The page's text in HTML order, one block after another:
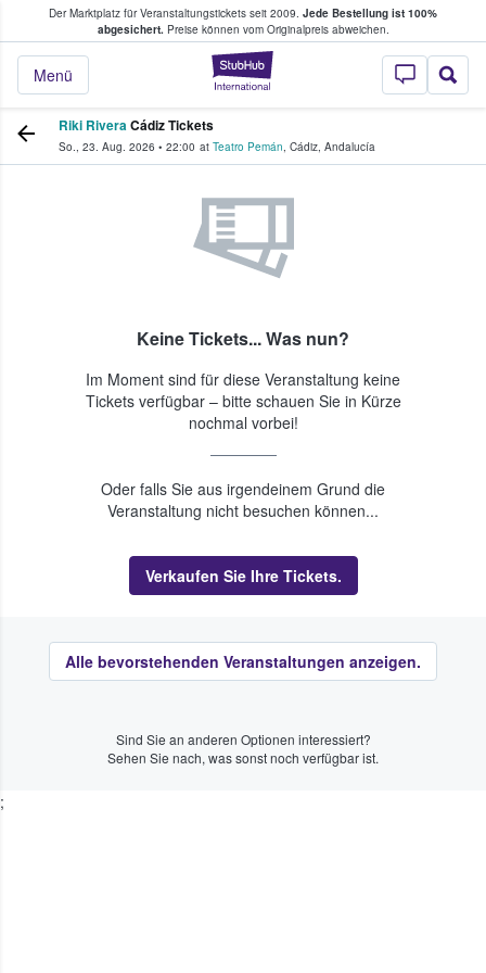
Der Marktplatz für Veranstaltungstickets seit 2009. Jede Bestellung ist 100%
abgesichert.Preise können vom Originalpreis abweichen.
StubHub - Wo
Menü
Tickets kaufen & verkaufen
Riki RiveraCádiz Tickets
So., 23. Aug. 2026 • 22:00 at Teatro Pemán, Cádiz, Andalucía
Keine Tickets... Was nun?
Im Moment sind für diese Veranstaltung keine
Tickets verfügbar – bitte schauen Sie in Kürze
nochmal vorbei!
Oder falls Sie aus irgendeinem Grund die
Veranstaltung nicht besuchen können...
Verkaufen Sie Ihre Tickets.
Alle bevorstehenden Veranstaltungen anzeigen.
Sind Sie an anderen Optionen interessiert?
Sehen Sie nach, was sonst noch verfügbar ist.
;